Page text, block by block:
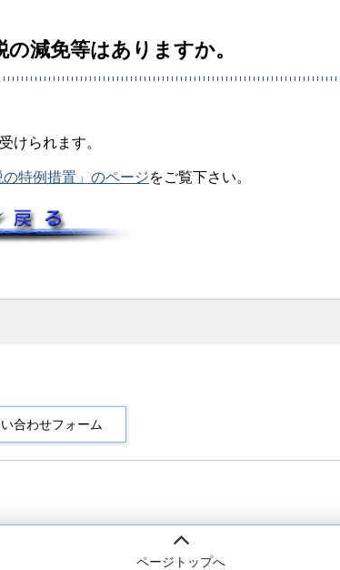
減免等はありますか。
けられます。
特例措置」のページをご覧下さい。
ページトップへ